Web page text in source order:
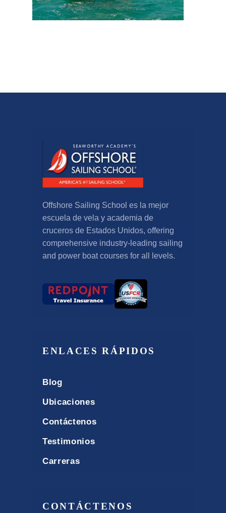
Offshore Sailing School es la mejor
escuela de vela y academia de
cruceros de Estados Unidos, offering
comprehensive industry-leading sailing
and power boat courses for all levels.
ENLACES RÁPIDOS
Blog
Ubicaciones
Contáctenos
Testimonios
Carreras
CONTÁCTENOS